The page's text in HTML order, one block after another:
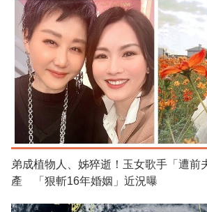
弟成植物人、姊猝逝！玉女歌手「遭前
產 「狠斬16年婚姻」近況曝